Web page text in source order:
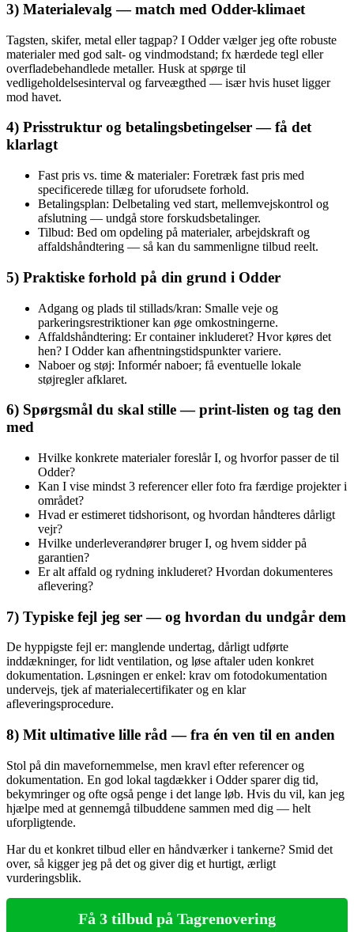
3) Materialevalg — match med Odder-klimaet
Tagsten, skifer, metal eller tagpap? I Odder vælger jeg ofte robuste
materialer med god salt- og vindmodstand; fx hærdede tegl eller
overfladebehandlede metaller. Husk at spørge til
vedligeholdelsesinterval og farveægthed — især hvis huset ligger
mod havet.
4) Prisstruktur og betalingsbetingelser — få det
klarlagt
Fast pris vs. time & materialer: Foretræk fast pris med
specificerede tillæg for uforudsete forhold.
Betalingsplan: Delbetaling ved start, mellemvejskontrol og
afslutning — undgå store forskudsbetalinger.
Tilbud: Bed om opdeling på materialer, arbejdskraft og
affaldshåndtering — så kan du sammenligne tilbud reelt.
5) Praktiske forhold på din grund i Odder
Adgang og plads til stillads/kran: Smalle veje og
parkeringsrestriktioner kan øge omkostningerne.
Affaldshåndtering: Er container inkluderet? Hvor køres det
hen? I Odder kan afhentningstidspunkter variere.
Naboer og støj: Informér naboer; få eventuelle lokale
støjregler afklaret.
6) Spørgsmål du skal stille — print-listen og tag den
med
Hvilke konkrete materialer foreslår I, og hvorfor passer de til
Odder?
Kan I vise mindst 3 referencer eller foto fra færdige projekter i
området?
Hvad er estimeret tidshorisont, og hvordan håndteres dårligt
vejr?
Hvilke underleverandører bruger I, og hvem sidder på
garantien?
Er alt affald og rydning inkluderet? Hvordan dokumenteres
aflevering?
7) Typiske fejl jeg ser — og hvordan du undgår dem
De hyppigste fejl er: manglende undertag, dårligt udførte
inddækninger, for lidt ventilation, og løse aftaler uden konkret
dokumentation. Løsningen er enkel: krav om fotodokumentation
undervejs, tjek af materialecertifikater og en klar
afleveringsprocedure.
8) Mit ultimative lille råd — fra én ven til en anden
Stol på din mavefornemmelse, men kravl efter referencer og
dokumentation. En god lokal tagdækker i Odder sparer dig tid,
bekymringer og ofte også penge i det lange løb. Hvis du vil, kan jeg
hjælpe med at gennemgå tilbuddene sammen med dig — helt
uforpligtende.
Har du et konkret tilbud eller en håndværker i tankerne? Smid det
over, så kigger jeg på det og giver dig et hurtigt, ærligt
vurderingsblik.
Få 3 tilbud på Tagrenovering